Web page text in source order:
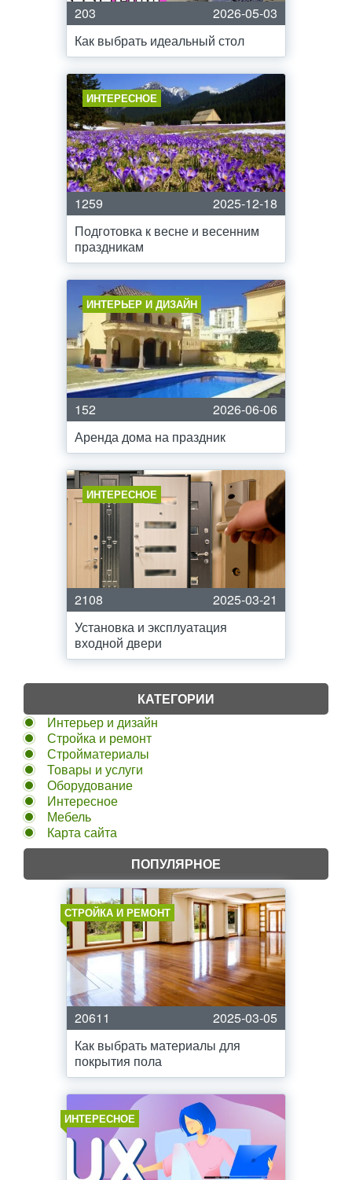
203
2026-05-03
Как выбрать идеальный стол
ИНТЕРЕСНОЕ
1259
2025-12-18
Подготовка к весне и весенним
праздникам
ИНТЕРЬЕР И ДИЗАЙН
152
2026-06-06
Аренда дома на праздник
ИНТЕРЕСНОЕ
2108
2025-03-21
Установка и эксплуатация
входной двери
КАТЕГОРИИ
Интерьер и дизайн
Стройка и ремонт
Стройматериалы
Товары и услуги
Оборудование
Интересное
Мебель
Карта сайта
ПОПУЛЯРНОЕ
СТРОЙКА И РЕМОНТ
20611
2025-03-05
Как выбрать материалы для
покрытия пола
ИНТЕРЕСНОЕ